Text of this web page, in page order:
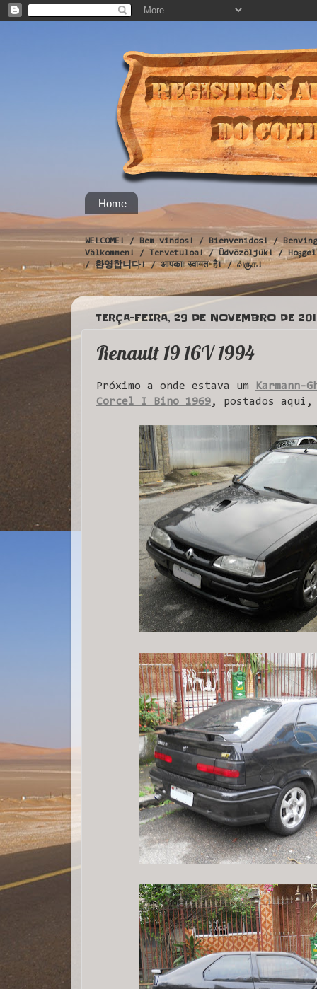
Home
WELCOME! / Bem vindos! / Bienvenidos! /
Välkommen! / Tervetuloa! / Üdvözöljük! /
/ 환영합니다! / आपका स्वागत है! / வருக!
TERÇA-FEIRA, 29 DE NOVEMBRO DE
Renault 19 16V 1994
Próximo a onde estava um
Karmann-
Corcel I Bino 1969, postados aqui,